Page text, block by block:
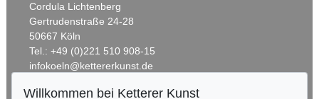
Cordula Lichtenberg
Gertrudenstraße 24-28
50667 Köln
Tel.: +49 (0)221 510 908-15
infokoeln@kettererkunst.de
Willkommen bei Ketterer Kunst